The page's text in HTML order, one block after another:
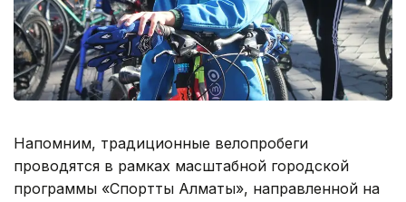
Напомним, традиционные велопробеги
проводятся в рамках масштабной городской
программы «Спорттық Алматы», направленной на